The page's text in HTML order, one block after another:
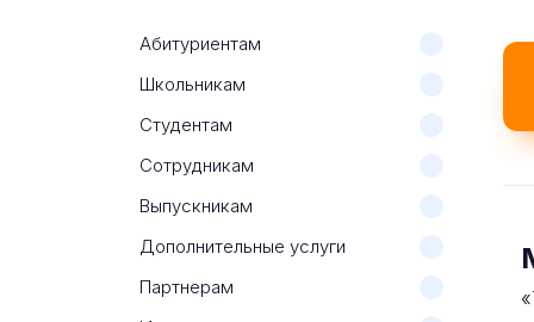
Абитуриентам
Школьникам
Студентам
Сотрудникам
Выпускникам
Дополнительные услуги
Партнерам